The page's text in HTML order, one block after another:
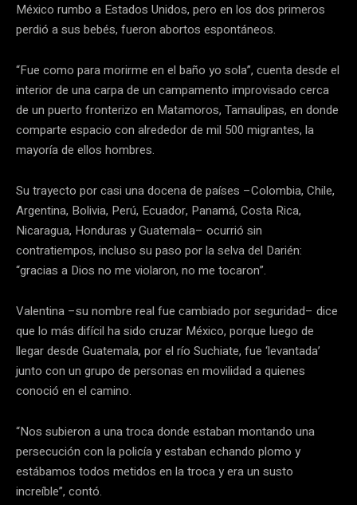
México rumbo a Estados Unidos, pero en los dos primeros
perdió a sus bebés, fueron abortos espontáneos.
“Fue como para morirme en el baño yo sola”, cuenta desde el
interior de una carpa de un campamento improvisado cerca
de un puerto fronterizo en Matamoros, Tamaulipas, en donde
comparte espacio con alrededor de mil 500 migrantes, la
mayoría de ellos hombres.
Su trayecto por casi una docena de países –Colombia, Chile,
Argentina, Bolivia, Perú, Ecuador, Panamá, Costa Rica,
Nicaragua, Honduras y Guatemala– ocurrió sin
contratiempos, incluso su paso por la selva del Darién:
“gracias a Dios no me violaron, no me tocaron”.
Valentina –su nombre real fue cambiado por seguridad– dice
que lo más difícil ha sido cruzar México, porque luego de
llegar desde Guatemala, por el río Suchiate, fue ‘levantada’
junto con un grupo de personas en movilidad a quienes
conoció en el camino.
“Nos subieron a una troca donde estaban montando una
persecución con la policía y estaban echando plomo y
estábamos todos metidos en la troca y era un susto
increíble”, contó.